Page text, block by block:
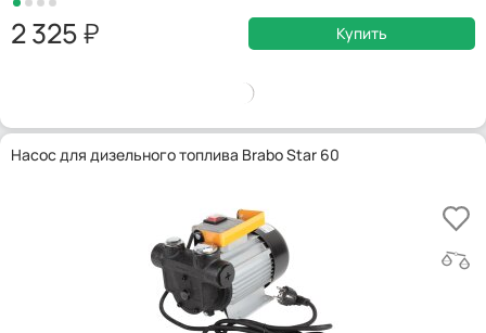
2 325 Купить
Насос для дизельного топлива Brabo Star 60